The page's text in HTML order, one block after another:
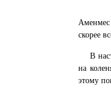
Аменмес
скорее
В
на
этому